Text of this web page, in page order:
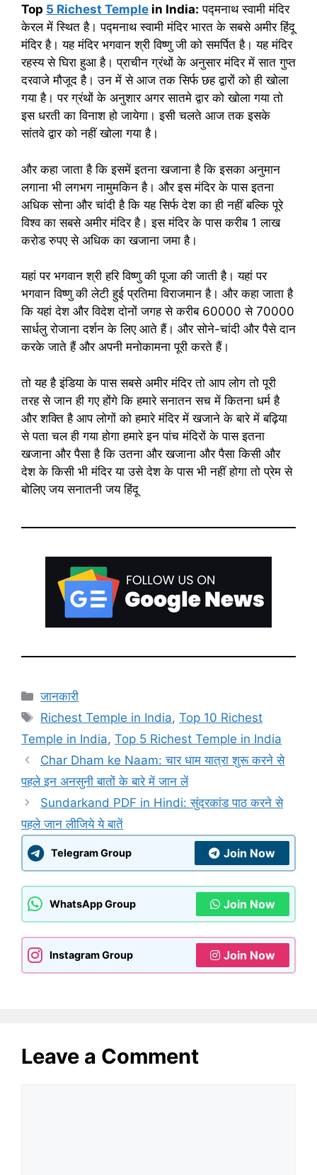
Top 5 Richest Temple in India: पद्मनाथ स्वामी मंदिर
केरल में स्थित है। पद्मनाथ स्वामी मंदिर भारत के सबसे अमीर हिंदू
मंदिर है। यह मंदिर भगवान श्री विष्णु जी को समर्पित है। यह मंदिर
रहस्य से घिरा हुआ है। प्राचीन ग्रंथों के अनुसार मंदिर में सात गुप्त
दरवाजे मौजूद है। उन में से आज तक सिर्फ छह द्वारों को ही खोला
गया है। पर ग्रंथों के अनुशार अगर सातमे द्वार को खोला गया तो
इस धरती का विनाश हो जायेगा। इसी चलते आज तक इसके
सांतवे द्वार को नहीं खोला गया है।
और कहा जाता है कि इसमें इतना खजाना है कि इसका अनुमान
लगाना भी लगभग नामुमकिन है। और इस मंदिर के पास इतना
अधिक सोना और चांदी है कि यह सिर्फ देश का ही नहीं बल्कि पूरे
विश्व का सबसे अमीर मंदिर है। इस मंदिर के पास करीब 1 लाख
करोड रुपए से अधिक का खजाना जमा है।
यहां पर भगवान श्री हरि विष्णु की पूजा की जाती है। यहां पर
भगवान विष्णु की लेटी हुई प्रतिमा विराजमान है। और कहा जाता है
कि यहां देश और विदेश दोनों जगह से करीब 60000 से 70000
सार्धलु रोजाना दर्शन के लिए आते हैं। और सोने-चांदी और पैसे दान
करके जाते हैं और अपनी मनोकामना पूरी करते हैं।
तो यह है इंडिया के पास सबसे अमीर मंदिर तो आप लोग तो पूरी
तरह से जान ही गए होंगे कि हमारे सनातन सच में कितना धर्म है
और शक्ति है आप लोगों को हमारे मंदिर में खजाने के बारे में बढ़िया
से पता चल ही गया होगा हमारे इन पांच मंदिरों के पास इतना
खजाना और पैसा है कि उतना और खजाना और पैसा किसी और
देश के किसी भी मंदिर या उसे देश के पास भी नहीं होगा तो प्रेम से
बोलिए जय सनातनी जय हिंदू
Categories
जानकारी
Tags
Richest Temple in India,Top 10 Richest
Temple in India, Top 5 Richest Temple in India
Char Dham ke Naam: चार धाम यात्रा शुरू करने से
पहले इन अनसुनी बातों के बारे में जान लें
Sundarkand PDF in Hindi: सुंदरकांड पाठ करने से
पहले जान लीजिये ये बातें
Telegram Group Join Now
WhatsApp Group Join Now
Instagram Group Join Now
Leave a Comment